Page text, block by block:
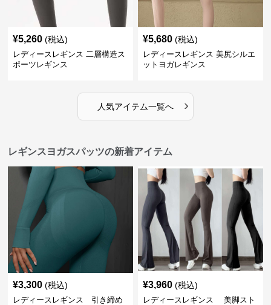
¥5,260 (税込)
レディースレギンス 二層構造ス
ポーツレギンス
¥5,680 (税込)
レディースレギンス 美尻シルエ
ットヨガレギンス
人気アイテム一覧へ ›
レギンスヨガスパッツの新着アイテム
¥3,300 (税込)
レディースレギンス 引き締め
¥3,960 (税込)
レディースレギンス 美脚スト